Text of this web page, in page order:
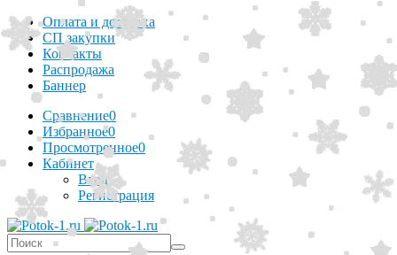
Оплата и доставка
СП закупки
Контакты
Распродажа
Баннер
Сравнение0
Избранное0
Просмотренное0
Кабинет
Вход
Регистрация